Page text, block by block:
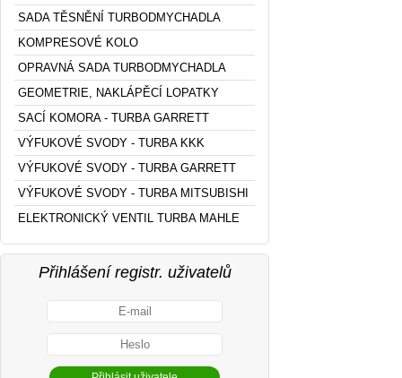
SADA TĚSNĚNÍ TURBODMYCHADLA
KOMPRESOVÉ KOLO
OPRAVNÁ SADA TURBODMYCHADLA
GEOMETRIE, NAKLÁPĚCÍ LOPATKY
SACÍ KOMORA - TURBA GARRETT
VÝFUKOVÉ SVODY - TURBA KKK
VÝFUKOVÉ SVODY - TURBA GARRETT
VÝFUKOVÉ SVODY - TURBA MITSUBISHI
ELEKTRONICKÝ VENTIL TURBA MAHLE
Přihlášení registr. uživatelů